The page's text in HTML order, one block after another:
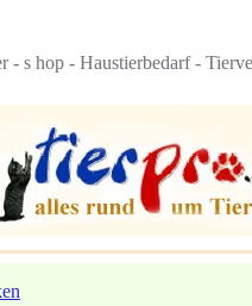
- s hop - Haustierbedarf -